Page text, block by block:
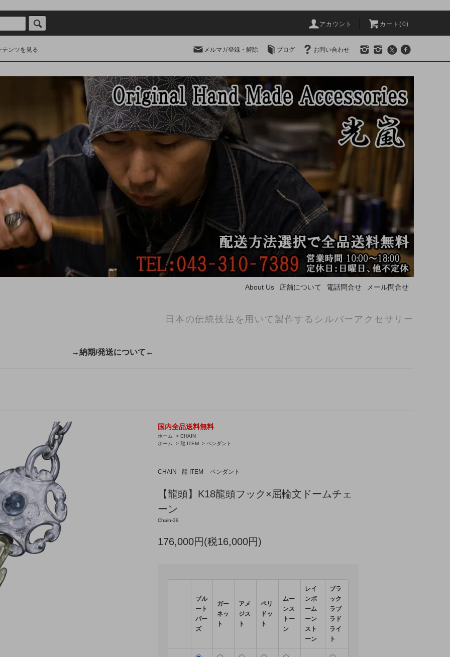
アカウント カート(0)
テンツを見る メルマガ登録・解除 ブログ お問い合わせ
About Us 店舗について 電話問合せ メール問合せ
日本の伝統技法を用いて製作するシルバーアクセサリー
→納期/発送について←
国内全品送料無料
ホーム > CHAIN
ホーム
> 龍 ITEM > ペンダント
CHAIN 龍 ITEM ペンダント
【龍頭】K18龍頭フック×屈輪文ドームチェ
ーン
Chain-39
176,000円(税16,000円)
ブル
ート
パー
ズ
ガー
ネッ
ト
アメ
ジス
ト
ペリ
ドッ
ト
ムー
ンス
トー
ン
レイ
ンボ
ーム
ーン
スト
ーン
ブラ
ック
ラブ
ラド
ライ
ト